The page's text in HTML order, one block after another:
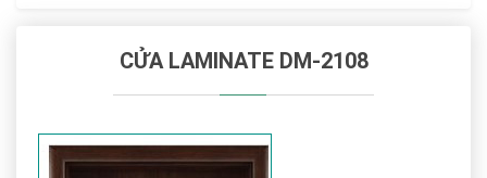
CỬA LAMINATE DM-2108